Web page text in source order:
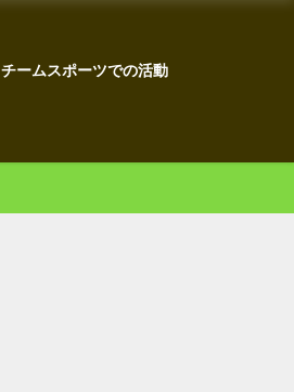
チームスポーツでの活動